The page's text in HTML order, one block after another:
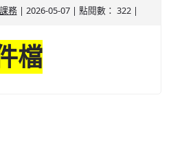
第一、資料處理科
桃園第一
課務| 2026-05-07 | 點閱數： 322 |
檔